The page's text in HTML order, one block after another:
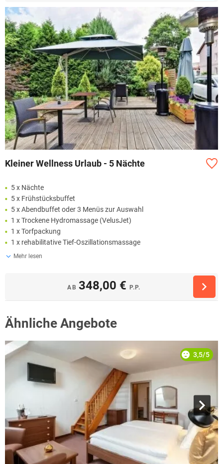
Kleiner Wellness Urlaub - 5 Nächte
5 x Nächte
5 x Frühstücksbuffet
5 x Abendbuffet oder 3 Menüs zur Auswahl
1 x Trockene Hydromassage (VelusJet)
1 x Torfpackung
1 x rehabilitative Tief-Oszillationsmassage
Mehr lesen
AB 348,00 € P.P.
Ähnliche Angebote
3,5/5